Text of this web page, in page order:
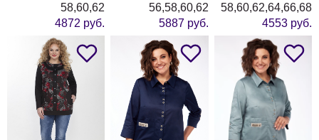
58,60,62
4872 руб.
56,58,60,62
5887 руб.
58,60,62,64,66,68
4553 руб.